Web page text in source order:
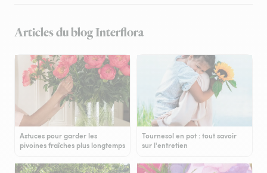
Articles du blog Interflora
Astuces pour garder les
pivoines fraîches plus longtemps
Tournesol en pot : tout savoir
sur l'entretien